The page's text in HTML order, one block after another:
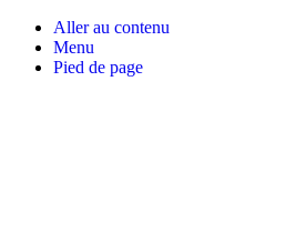
Aller au contenu
Menu
Pied de page